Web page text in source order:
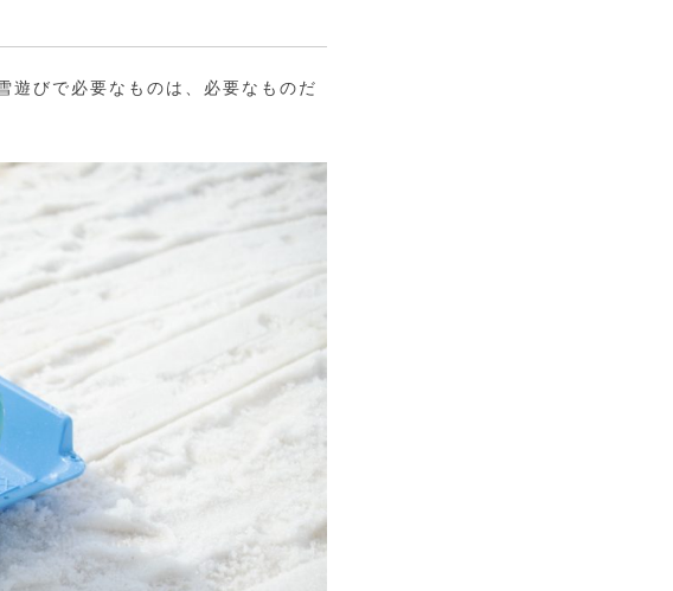
遊びで必要なものは、必要なものだ